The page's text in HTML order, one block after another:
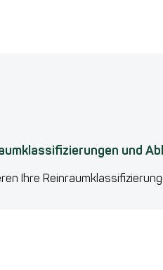
und
Ihre